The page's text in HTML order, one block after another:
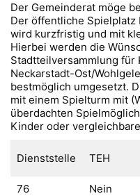
Der Gemeinderat möge
Der öffentliche Spielplatz
wird kurzfristig und mit
Hierbei werden die
Stadtteilversammlung
Neckarstadt-Ost/
bestmöglich umgesetzt.
mit einem Spielturm mit
überdachten
Kinder oder
Dienststelle TEH
76
Nein